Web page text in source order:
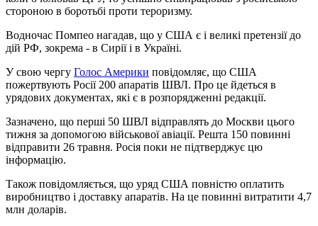
стороною в боротьбі проти тероризму.
Водночас Помпео нагадав, що у США є і великі претензії до
дій РФ, зокрема - в Сирії і в Україні.
У свою чергу Голос Америки повідомляє, що США
пожертвують Росії 200 апаратів ШВЛ. Про це йдеться в
урядових документах, які є в розпорядженні редакції.
Зазначено, що перші 50 ШВЛ відправлять до Москви цього
тижня за допомогою військової авіації. Решта 150 повинні
відправити 26 травня. Росія поки не підтверджує цю
інформацію.
Також повідомляється, що уряд США повністю оплатить
виробництво і доставку апаратів. На це повинні витратити 4,7
млн ​​доларів.